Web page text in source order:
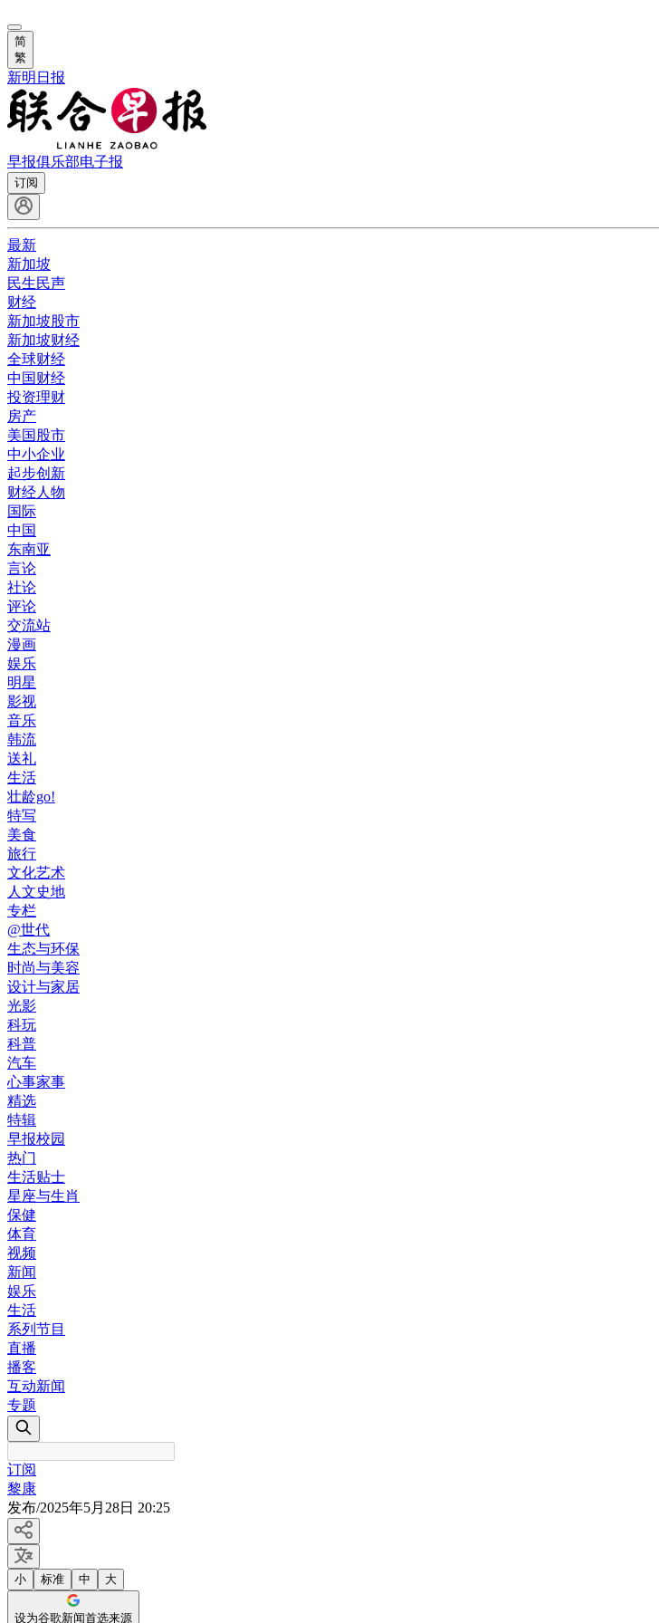
简
繁
新明日报
早报俱乐部电子报
订阅
最新
新加坡
民生民声
财经
新加坡股市
新加坡财经
全球财经
中国财经
投资理财
房产
美国股市
中小企业
起步创新
财经人物
国际
中国
东南亚
言论
社论
评论
交流站
漫画
娱乐
明星
影视
音乐
韩流
送礼
生活
壮龄go!
特写
美食
旅行
文化艺术
人文史地
专栏
@世代
生态与环保
时尚与美容
设计与家居
光影
科玩
科普
汽车
心事家事
精选
特辑
早报校园
热门
生活贴士
星座与生肖
保健
体育
视频
新闻
娱乐
生活
系列节目
直播
播客
互动新闻
专题
订阅
黎康
发布/2025年5月28日 20:25
小 标准 中 大
设为谷歌新闻首选来源